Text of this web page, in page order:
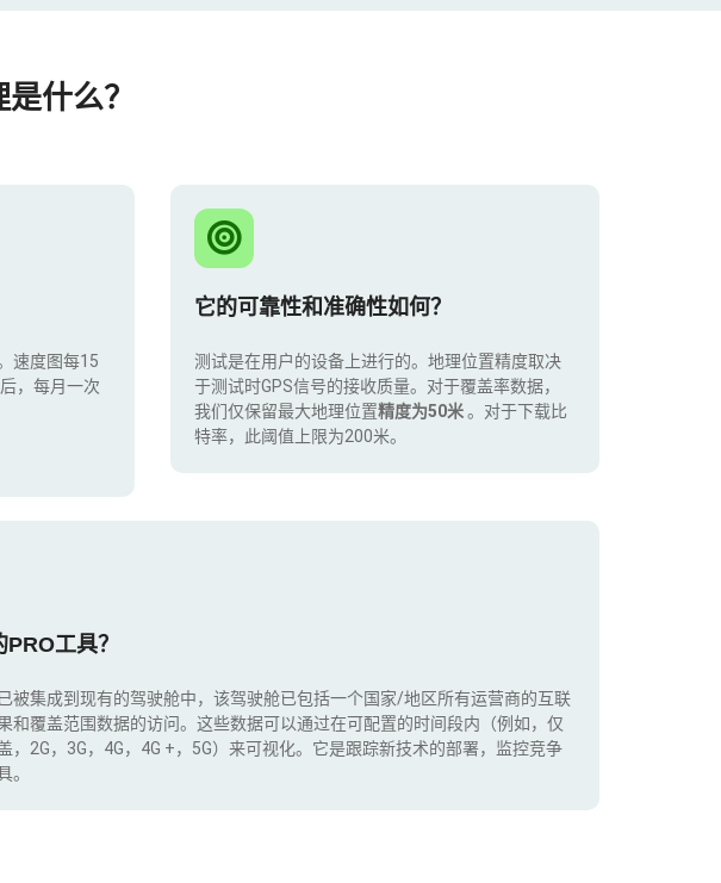
什么？
速度图每15
，每月一次
它的可靠性和准确性如何？
测试是在用户的设备上进行的。地理位置精度取决
于测试时GPS信号的接收质量。对于覆盖率数据，
我们仅保留最大地理位置精度为50米。对于下载比
特率，此阈值上限为200米。
工具？
被集成到现有的驾驶舱中，该驾驶舱已包括一个国家/地区所有运营商的互联
和覆盖范围数据的访问。这些数据可以通过在可配置的时间段内（例如，仅
，2G，3G，4G，4G +，5G）来可视化。它是跟踪新技术的部署，监控竞争
。